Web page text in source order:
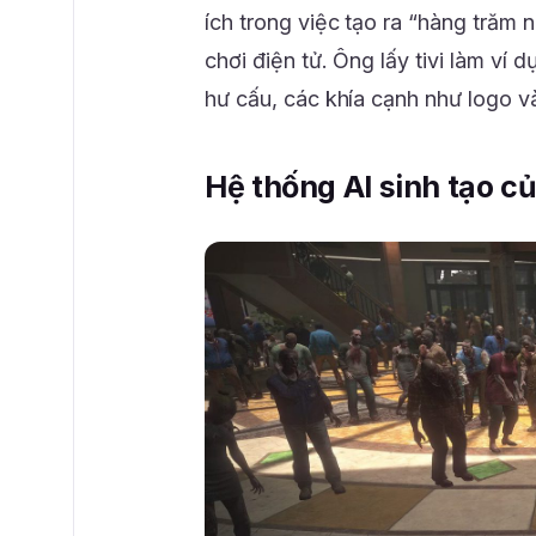
ích trong việc tạo ra “hàng trăm
chơi điện tử. Ông lấy tivi làm ví
hư cấu, các khía cạnh như logo
Hệ thống AI sinh tạo